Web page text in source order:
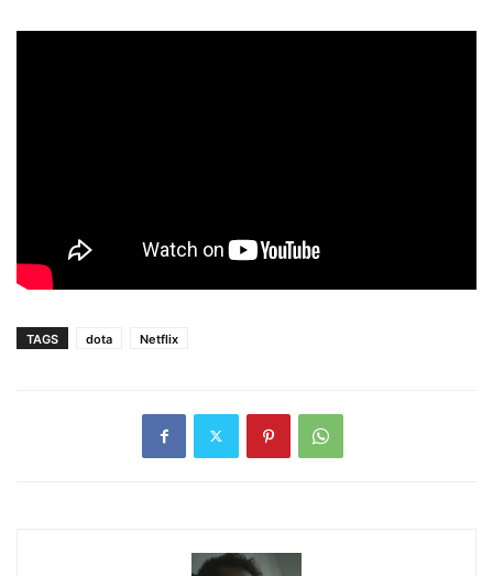
TAGS dota Netflix